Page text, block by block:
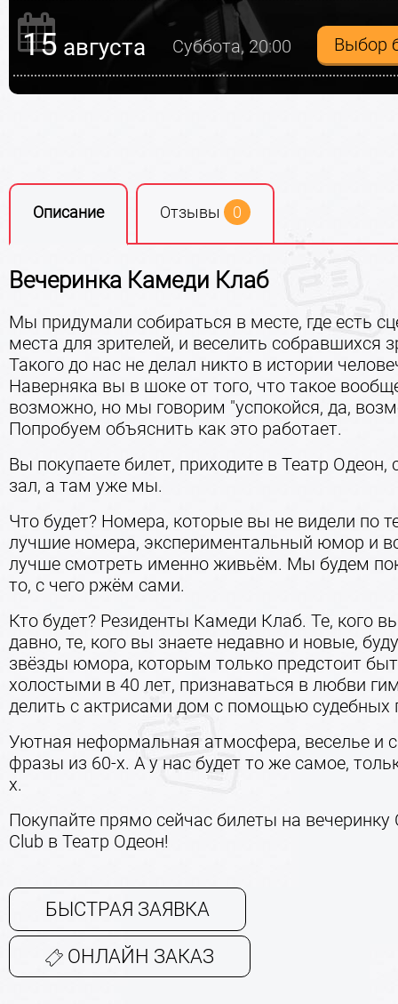
15 августа Суббота, 20:00 Выбор
Описание Отзывы 0
Вечеринка Камеди Клаб
Мы придумали собираться в месте, где есть
места для зрителей, и веселить собравшихся
Такого до нас не делал никто в истории
Наверняка вы в шоке от того, что такое
возможно, но мы говорим "успокойся, да,
Попробуем объяснить как это работает.
Вы покупаете билет, приходите в Театр Одеон,
зал, а там уже мы.
Что будет? Номера, которые вы не видели по
лучшие номера, экспериментальный юмор и
лучше смотреть именно живьём. Мы будем
то, с чего ржём сами.
Кто будет? Резиденты Камеди Клаб. Те, кого
давно, те, кого вы знаете недавно и новые,
звёзды юмора, которым только предстоит
холостыми в 40 лет, признаваться в любви
делить с актрисами дом с помощью судебных
Уютная неформальная атмосфера, веселье и
фразы из 60-х. А у нас будет то же самое,
х.
Покупайте прямо сейчас билеты на вечеринку
Club в Театр Одеон!
БЫСТРАЯ ЗАЯВКА
ОНЛАЙН ЗАКАЗ